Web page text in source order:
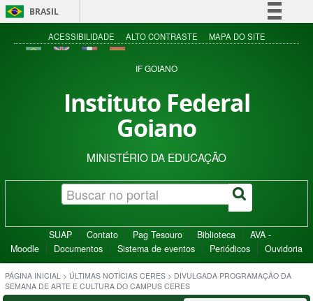
BRASIL
Simplifique!
Acesso à informação
ACESSIBILIDADE ALTO CONTRASTE MAPA DO SITE
IF GOIANO
Instituto Federal
Goiano
MINISTÉRIO DA EDUCAÇÃO
SUAP Contato Pag Tesouro Biblioteca
AVA -
Moodle
Documentos Sistema de eventos Periódicos Ouvidoria
PÁGINA INICIAL > ÚLTIMAS NOTÍCIAS CERES > DIVULGADA PROGRAMAÇÃO DA
SEMANA DE ARTE E CULTURA DO CAMPUS CERES